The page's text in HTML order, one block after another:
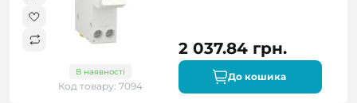
В наявності
Код товару: 7094
2 037.84 грн.
До кошика